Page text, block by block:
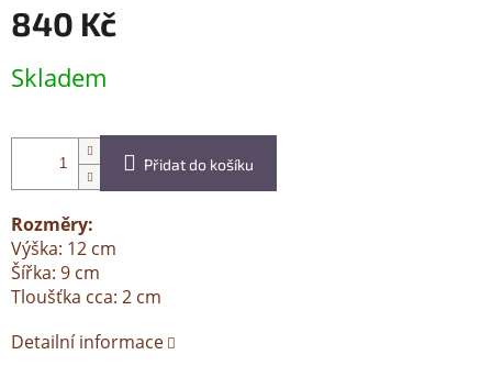
840 Kč
cena:
Skladem
Přidat do košíku
Rozměry:
Výška: 12 cm
Šířka: 9 cm
Tloušťka cca: 2 cm
Detailní informace